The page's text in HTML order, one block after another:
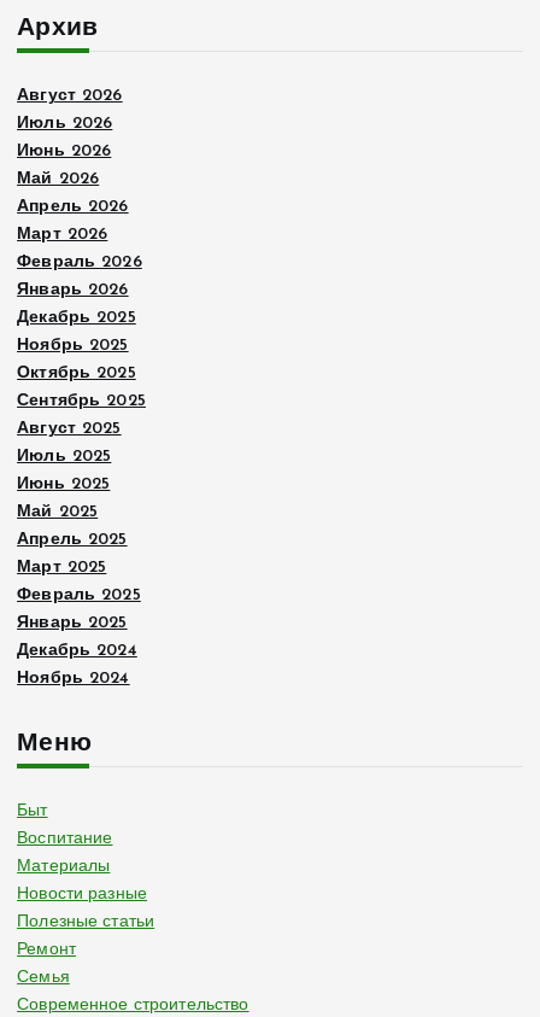
Архив
Август 2026
Июль 2026
Июнь 2026
Май 2026
Апрель 2026
Март 2026
Февраль 2026
Январь 2026
Декабрь 2025
Ноябрь 2025
Октябрь 2025
Сентябрь 2025
Август 2025
Июль 2025
Июнь 2025
Май 2025
Апрель 2025
Март 2025
Февраль 2025
Январь 2025
Декабрь 2024
Ноябрь 2024
Меню
Быт
Воспитание
Материалы
Новости разные
Полезные статьи
Ремонт
Семья
Современное строительство